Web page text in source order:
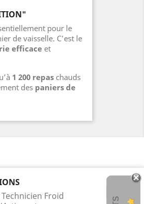
pour le
de vaisselle. C’est le
efficace et
1 200 repas chauds
des paniers de
Froid